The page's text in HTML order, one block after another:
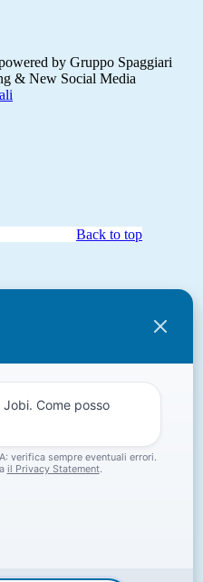
by Gruppo Spaggiari
& New Social Media
Back to top